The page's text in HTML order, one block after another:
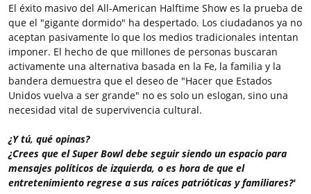
El éxito masivo del All-American Halftime Show es la prueba de
que el "gigante dormido" ha despertado. Los ciudadanos ya no
aceptan pasivamente lo que los medios tradicionales intentan
imponer. El hecho de que millones de personas buscaran
activamente una alternativa basada en la Fe, la familia y la
bandera demuestra que el deseo de "Hacer que Estados
Unidos vuelva a ser grande" no es solo un eslogan, sino una
necesidad vital de supervivencia cultural.
¿Y tú, qué opinas?
¿Crees que el Super Bowl debe seguir siendo un espacio para
mensajes políticos de izquierda, o es hora de que el
entretenimiento regrese a sus raíces patrióticas y familiares?'